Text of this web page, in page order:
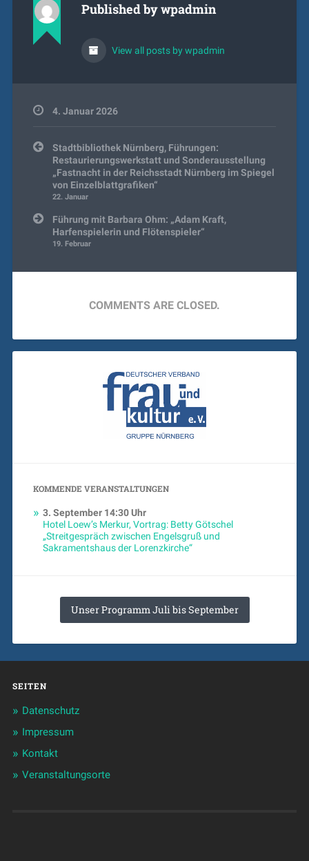
Insel
Reichenau“
Published bywpadmin
View all posts by wpadmin
4. Januar 2026
Beitragsnavigation
Stadtbibliothek Nürnberg, Führungen:
Restaurierungswerkstatt und Sonderausstellung
„Fastnacht in der Reichsstadt Nürnberg im Spiegel
von Einzelblattgrafiken“
22. Januar
Führung mit Barbara Ohm: „Adam Kraft,
Harfenspielerin und Flötenspieler“
19. Februar
COMMENTS ARE CLOSED.
KOMMENDE VERANSTALTUNGEN
3. September14:30 Uhr
Hotel Loew’s Merkur, Vortrag: Betty Götschel
„Streitgespräch zwischen Engelsgruß und
Sakramentshaus der Lorenzkirche“
Unser Programm Juli bis September
SEITEN
Datenschutz
Impressum
Kontakt
Veranstaltungsorte